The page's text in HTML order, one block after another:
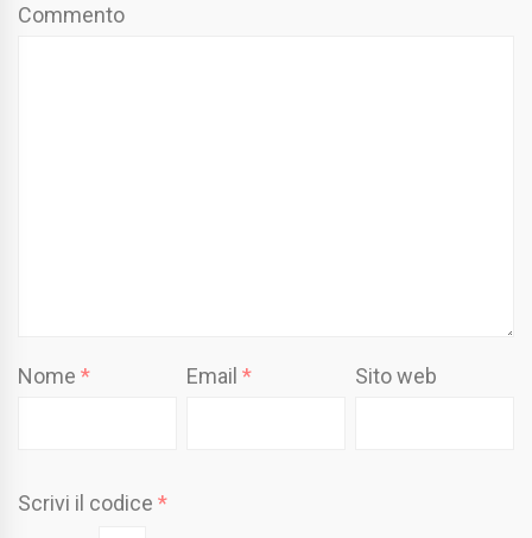
Commento
Nome * Email* Sito web
Scrivi il codice *